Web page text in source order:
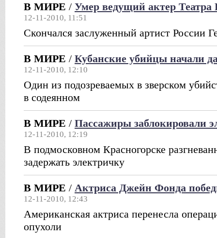
В МИРЕ / Умер ведущий актер Театра
12-11-2010, 11:51
Скончался заслуженный артист России
В МИРЕ / Кубанские убийцы начали
12-11-2010, 12:10
Один из подозреваемых в зверском
в содеянном
В МИРЕ / Пассажиры заблокировали
12-11-2010, 12:19
В подмосковном Красногорске
задержать электричку
В МИРЕ / Актриса Джейн Фонда
12-11-2010, 12:43
Американская актриса перенесла
опухоли